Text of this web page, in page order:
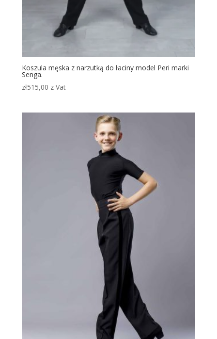
Koszula męska z narzutką do łaciny model Peri marki
Senga.
zł515,00 z Vat